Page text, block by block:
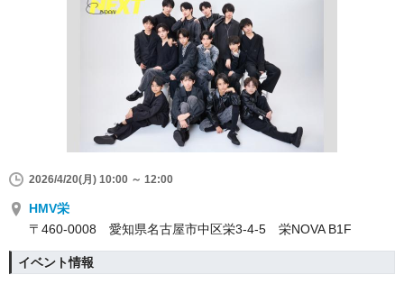
2026/4/20(月) 10:00 ～ 12:00
HMV栄
〒460-0008 愛知県名古屋市中区栄3-4-5 栄NOVA B1F
イベント情報